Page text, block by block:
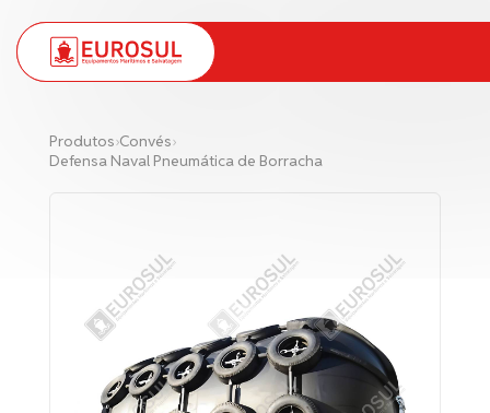
Produtos›Convés›
Defensa Naval Pneumática de Borracha